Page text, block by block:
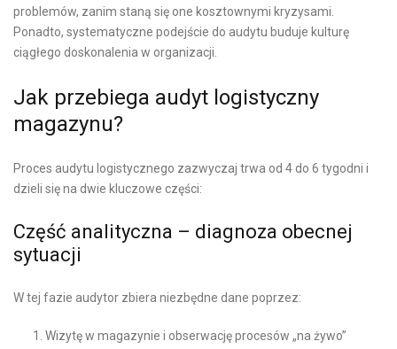
problemów, zanim staną się one kosztownymi kryzysami.
Ponadto, systematyczne podejście do audytu buduje kulturę
ciągłego doskonalenia w organizacji.
Jak przebiega audyt logistyczny
magazynu?
Proces audytu logistycznego zazwyczaj trwa od 4 do 6 tygodni i
dzieli się na dwie kluczowe części:
Część analityczna – diagnoza obecnej
sytuacji
W tej fazie audytor zbiera niezbędne dane poprzez:
Wizytę w magazynie i obserwację procesów „na żywo”